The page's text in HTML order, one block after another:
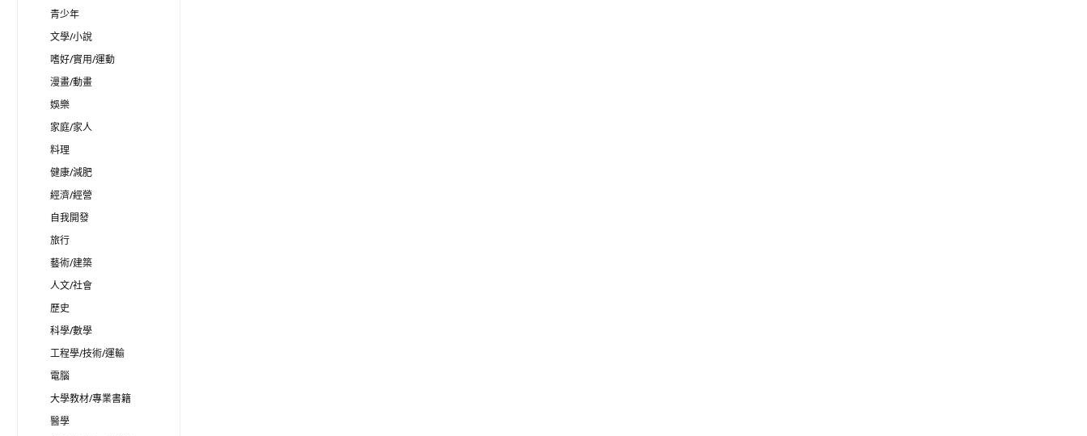
青少年
文學/小說
嗜好/實用/運動
漫畫/動畫
娛樂
家庭/家人
料理
健康/減肥
經濟/經營
自我開發
旅行
藝術/建築
人文/社會
歷史
科學/數學
工程學/技術/運輸
電腦
大學教材/專業書籍
醫學